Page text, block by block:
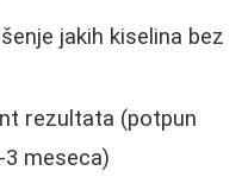
jakih kiselina bez
rezultata (potpun
meseca)